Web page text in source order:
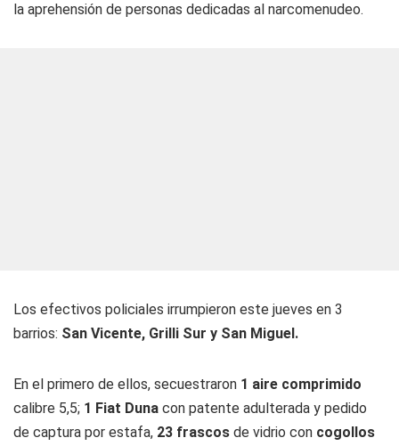
la aprehensión de personas dedicadas al narcomenudeo.
Los efectivos policiales irrumpieron este jueves en 3
barrios: San Vicente, Grilli Sur y San Miguel.
En el primero de ellos, secuestraron 1 aire comprimido
calibre 5,5; 1 Fiat Duna con patente adulterada y pedido
de captura por estafa, 23 frascos de vidrio con cogollos